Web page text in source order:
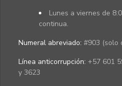
Lunes a viernes de
continua.
Numeral abreviado: #903 (solo
Línea anticorrupción: +57 601
y 3623